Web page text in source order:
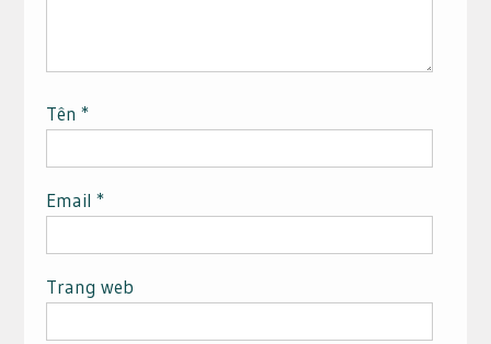
Tên *
Email *
Trang web